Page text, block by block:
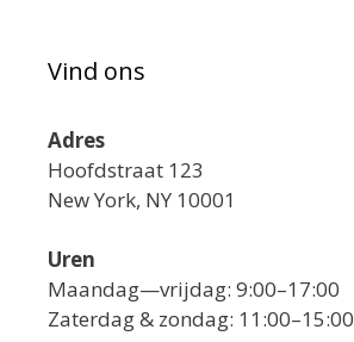
Vind ons
Adres
Hoofdstraat 123
New York, NY 10001
Uren
Maandag—vrijdag: 9:00–17:00
Zaterdag & zondag: 11:00–15:00